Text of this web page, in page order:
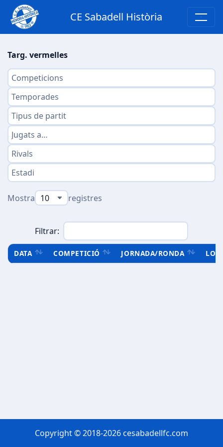
CE Sabadell Història
Targ. vermelles
Mostra registres
Filtrar:
DATA COMPETICIÓ JORNADA/RONDA
Copyright © 2018-2026 cesabadellfc.com